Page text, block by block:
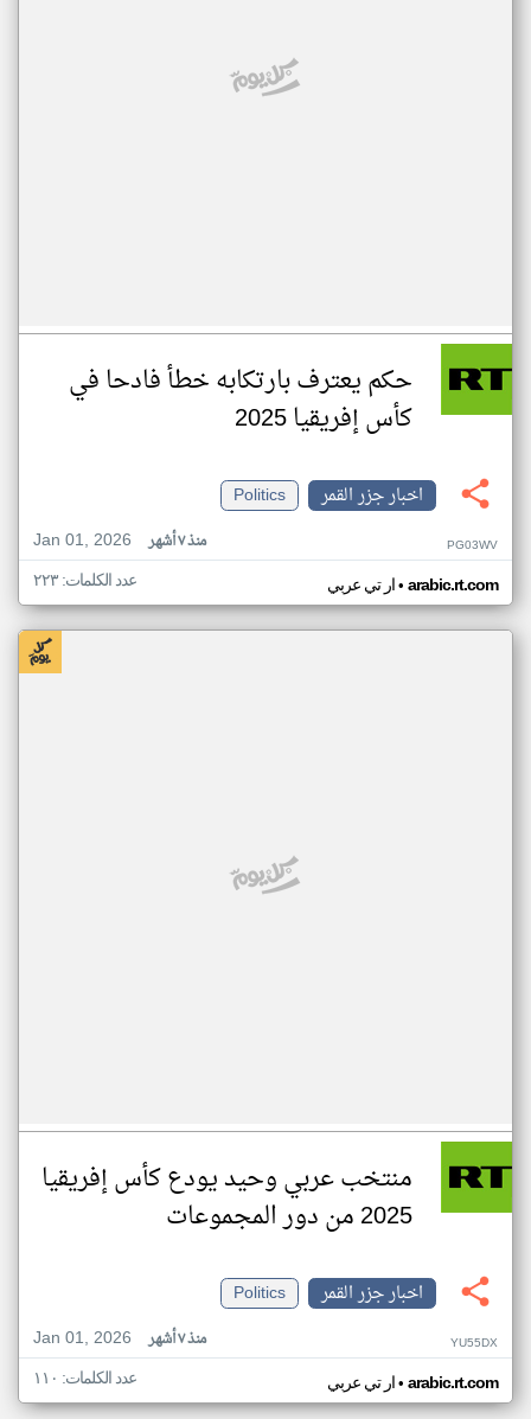
حكم يعترف بارتكابه خطأ فادحا في
كأس إفريقيا 2025
اخبار جزر القمر
Politics
Jan 01, 2026
منذ ٧ أشهر PG03WV
ار تي عربي• arabic.rt.com عدد الكلمات: ٢٢٣
منتخب عربي وحيد يودع كأس إفريقيا
2025 من دور المجموعات
اخبار جزر القمر
Politics
Jan 01, 2026
منذ ٧ أشهر YU55DX
ار تي عربي• arabic.rt.com عدد الكلمات: ١١٠